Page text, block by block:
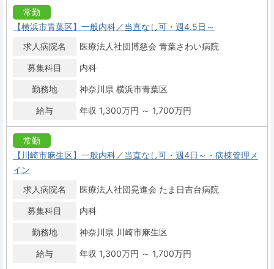
常勤
【横浜市青葉区】一般内科／当直なし可・週4.5日～
求人病院名
医療法人社団博慈会 青葉さわい病院
募集科目 内科
勤務地 神奈川県 横浜市青葉区
給与 年収 1,300万円 ～ 1,700万円
常勤
【川崎市麻生区】一般内科／当直なし可・週4日～・病棟管理メ
イン
求人病院名
医療法人社団晃進会 たま日吉台病院
募集科目 内科
勤務地 神奈川県 川崎市麻生区
給与 年収 1,300万円 ～ 1,700万円